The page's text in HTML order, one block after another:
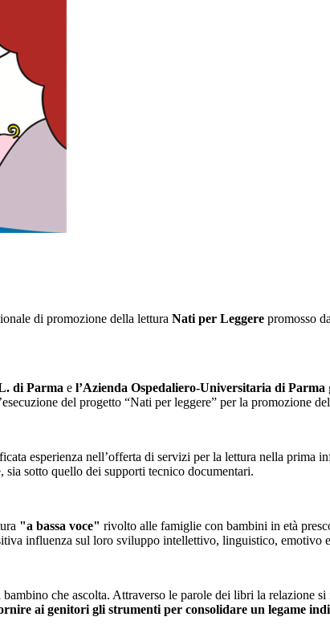
di promozione della lettura Nati per Leggere promosso
di Parma e l’Azienda Ospedaliero-Universitaria di Parma
del progetto “Nati per leggere” per la promozione
esperienza nell’offerta di servizi per la lettura nella prima
sotto quello dei supporti tecnico documentari.
"a bassa voce" rivolto alle famiglie con bambini in età
influenza sul loro sviluppo intellettivo, linguistico,
che ascolta. Attraverso le parole dei libri la relazione
ai genitori gli strumenti per consolidare un legame